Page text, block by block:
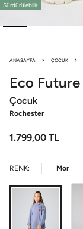
Sürdürülebilir
ANASAYFA ÇOCUK
Eco Future
Çocuk
Rochester
1.799,00 TL
RENK: Mor